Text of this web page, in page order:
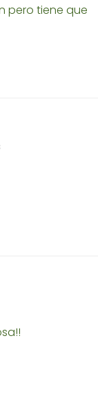
pero tiene que